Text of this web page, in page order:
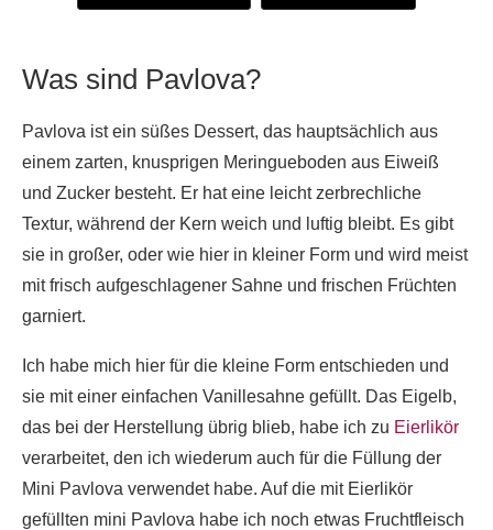
Was sind Pavlova?
Pavlova ist ein süßes Dessert, das hauptsächlich aus
einem zarten, knusprigen Meringueboden aus Eiweiß
und Zucker besteht. Er hat eine leicht zerbrechliche
Textur, während der Kern weich und luftig bleibt. Es gibt
sie in großer, oder wie hier in kleiner Form und wird meist
mit frisch aufgeschlagener Sahne und frischen Früchten
garniert.
Ich habe mich hier für die kleine Form entschieden und
sie mit einer einfachen Vanillesahne gefüllt. Das Eigelb,
das bei der Herstellung übrig blieb, habe ich zu Eierlikör
verarbeitet, den ich wiederum auch für die Füllung der
Mini Pavlova verwendet habe. Auf die mit Eierlikör
gefüllten mini Pavlova habe ich noch etwas Fruchtfleisch